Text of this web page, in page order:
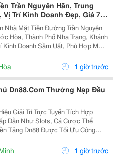
Trần Nguyên Hãn, Trung
Vị Trí Kinh Doanh Đẹp, Giá 7,4
Nhà Mặt Tiền Đường Trần Nguyên
Hòa, Thành Phố Nha Trang, Khánh
Kinh Doanh Sầm Uất, Phù Hợp Mở
Showroom Hoặc Đầu Tư Cho
Thuê Lâu Dài. Thông Tin Chi Tiết. - Địa Chỉ: Số...1 giờ trước
Dn88.Com Thưởng Nạp Đầu
Giải Trí Trực Tuyến Tích Hợp
Dẫn Như Slots, Cá Cược Thể
Tảng Dn88 Được Tối Ưu Công
Nạp Rút Nhanh Và Hỗ Trợ Tốt Trên
Động. Website:
...
1 giờ trước